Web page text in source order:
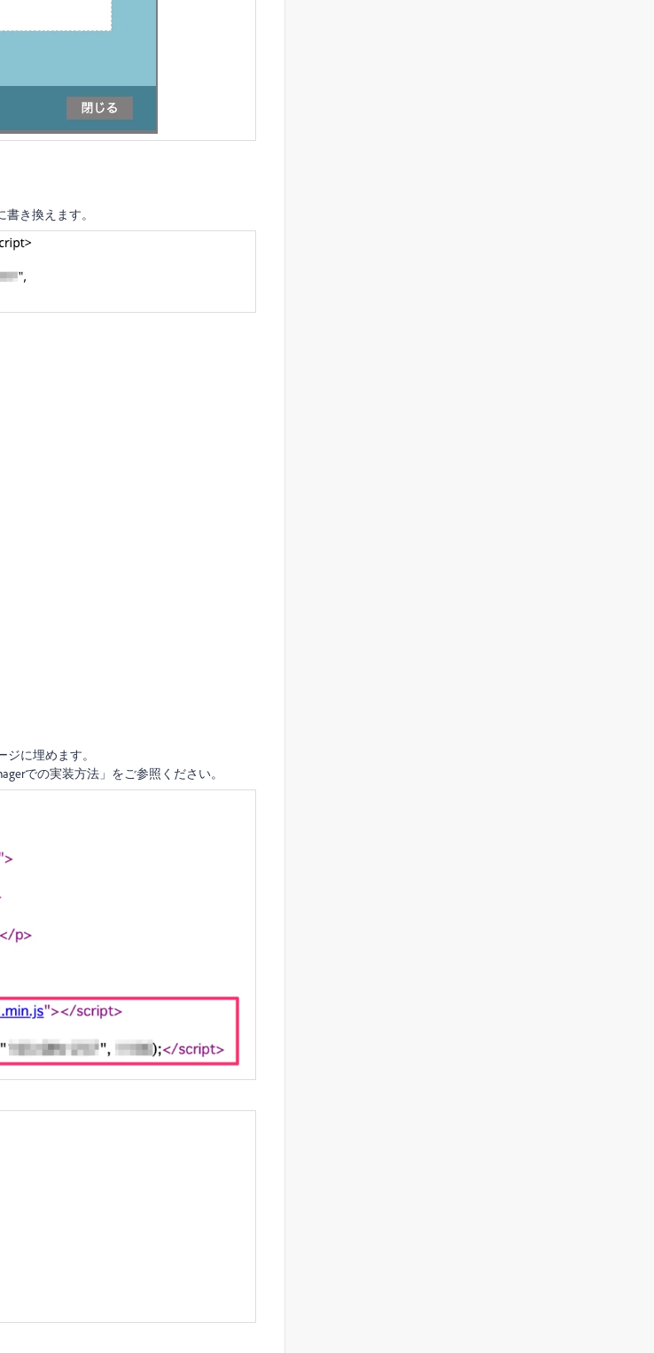
き換えます。
に埋めます。
での実装方法」をご参照ください。